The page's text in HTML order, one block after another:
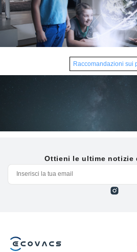
Raccomandazioni sui
Ottieni le ultime notizie